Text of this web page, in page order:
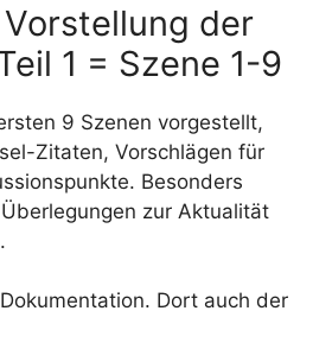
der
1 = Szene 1-9
9 Szenen vorgestellt,
Zitaten, Vorschlägen für
Besonders
zur Aktualität
Dort auch der